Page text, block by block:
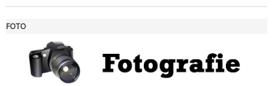
Ddl Lobby, Uisp: “Il Parlamento valorizzi le nostre specificità"
FOTO